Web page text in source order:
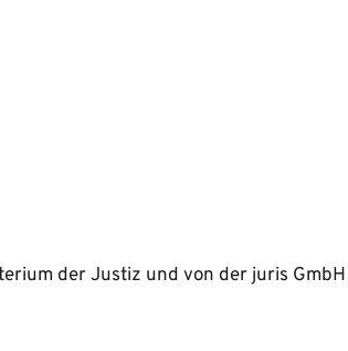
der Justiz und von der juris